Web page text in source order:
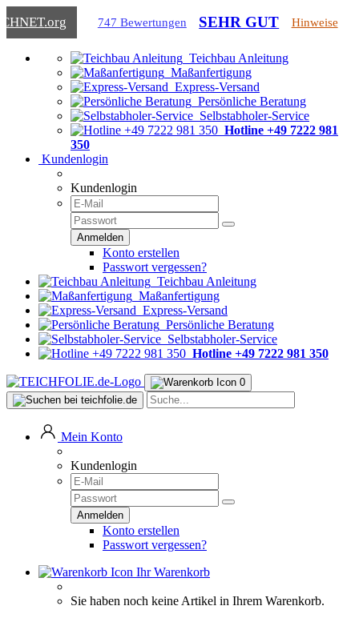
.org 747 Bewertungen SEHR GUT Hinweise
Teichbau Anleitung
Maßanfertigung
Express-Versand
Persönliche Beratung
Selbstabholer-Service
Hotline +49 7222 981
350
Kundenlogin
Kundenlogin
Konto erstellen
Passwort vergessen?
Teichbau Anleitung
Maßanfertigung
Express-Versand
Persönliche Beratung
Selbstabholer-Service
Hotline +49 7222 981 350
0
Mein Konto
Kundenlogin
Konto erstellen
Passwort vergessen?
Ihr Warenkorb
Sie haben noch keine Artikel in Ihrem Warenkorb.